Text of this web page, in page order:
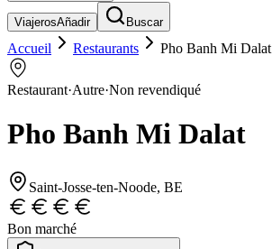
ViajerosAñadir Buscar
Accueil Restaurants Pho Banh Mi Dalat
Restaurant·Autre·Non revendiqué
Pho Banh Mi Dalat
Saint-Josse-ten-Noode, BE
Bon marché